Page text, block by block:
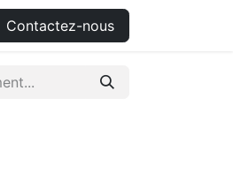
Contactez-nous